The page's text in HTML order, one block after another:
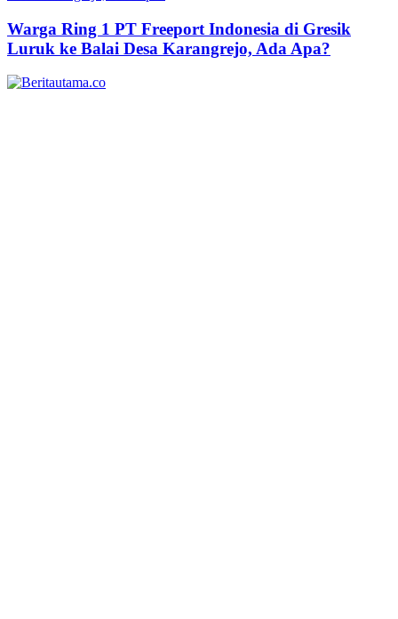
Warga Ring 1 PT Freeport Indonesia di Gresik
Luruk ke Balai Desa Karangrejo, Ada Apa?